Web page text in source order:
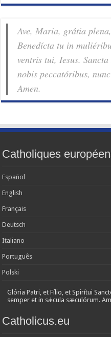
Ave, Maria, grátia
Benedícta tu in
ventris tui, Iesus.
nobis pec­ca­tóribus,
Amen.
Catholiques
Español
English
Français
Deutsch
Italiano
Português
Polski
Glória Patri, et Fílio, et Spirítui
semper et in sǽcula sæculórum.
Catholicus.eu